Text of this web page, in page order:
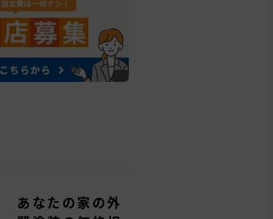
あなたの家の外